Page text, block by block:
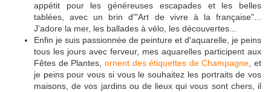
appétit pour les généreuses escapades et les belles
tablées, avec un brin d'"Art de vivre à la française"...
J'adore la mer, les ballades à vélo, les découvertes...
Enfin je suis passionnée de peinture et d'aquarelle, je peins
tous les jours avec ferveur, mes aquarelles participent aux
Fêtes de Plantes, ornent des étiquettes de Champagne , et
je peins pour vous si vous le souhaitez les portraits de vos
maisons, de vos jardins ou de lieux qui vous sont chers, il